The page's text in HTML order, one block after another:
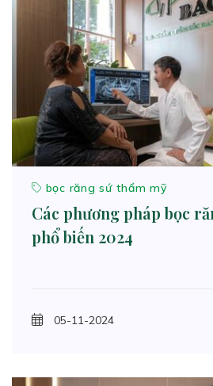
bọc răng sứ thẩm mỹ
Các phương pháp bọc
phổ biến 2024
05-11-2024